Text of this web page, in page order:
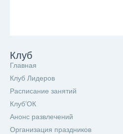
Клуб
Главная
Клуб Лидеров
Расписание занятий
Клуб’ОК
Анонс развлечений
Организация праздников